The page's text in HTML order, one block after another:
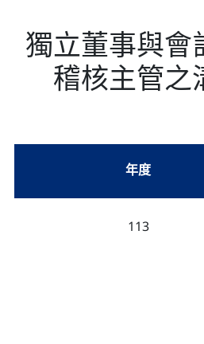
獨立董事與會
稽核主管之
年度
113